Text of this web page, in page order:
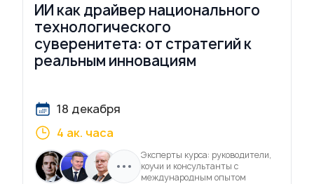
ИИ как драйвер национального
технологического
суверенитета: от стратегий к
реальным инновациям
18 декабря
4 ак. часа
Эксперты курса: руководители,
коучи и консультанты с
международным опытом